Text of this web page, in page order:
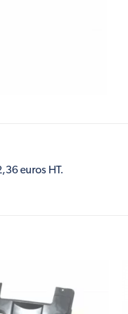
euros HT.
Add to
wishlist